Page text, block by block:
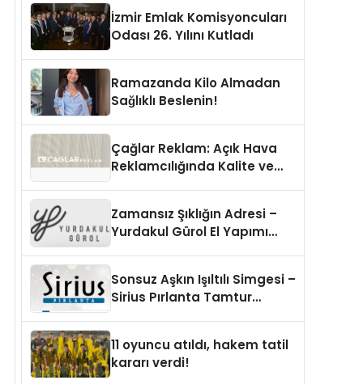
İzmir Emlak Komisyoncuları
Odası 26. Yılını Kutladı
Ramazanda Kilo Almadan
Sağlıklı Beslenin!
Çağlar Reklam: Açık Hava
Reklamcılığında Kalite ve
Zamansız Şıklığın Adresi –
Yurdakul Gürol El Yapımı
Sonsuz Aşkın Işıltılı Simgesi –
Sirius Pırlanta Tamtur
11 oyuncu atıldı, hakem tatil
kararı verdi!